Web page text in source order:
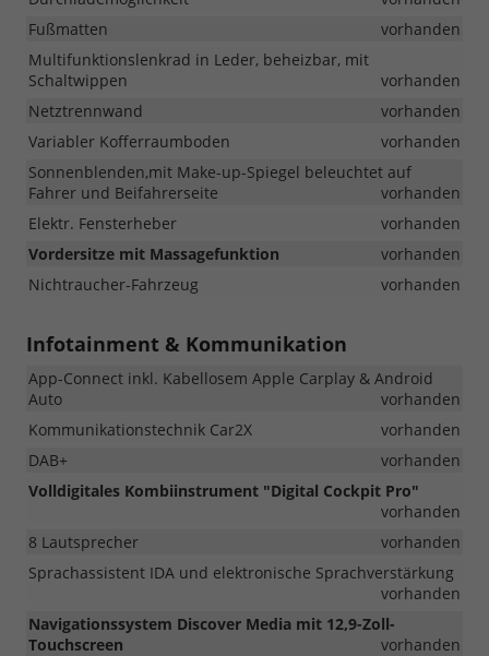
Fußmatten
vorhanden
Multifunktionslenkrad in Leder, beheizbar, mit
Schaltwippen
vorhanden
Netztrennwand
vorhanden
Variabler Kofferraumboden
vorhanden
Sonnenblenden,mit Make-up-Spiegel beleuchtet auf
Fahrer und Beifahrerseite
vorhanden
Elektr. Fensterheber
vorhanden
Vordersitze mit Massagefunktion
vorhanden
Nichtraucher-Fahrzeug
vorhanden
Infotainment & Kommunikation
App-Connect inkl. Kabellosem Apple Carplay & Android
Auto
vorhanden
Kommunikationstechnik Car2X
vorhanden
DAB+
vorhanden
Volldigitales Kombiinstrument "Digital Cockpit Pro"
vorhanden
8 Lautsprecher
vorhanden
Sprachassistent IDA und elektronische Sprachverstärkung
vorhanden
Navigationssystem Discover Media mit 12,9-Zoll-
Touchscreen
vorhanden